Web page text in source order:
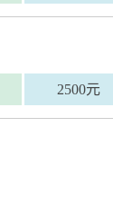
2500元